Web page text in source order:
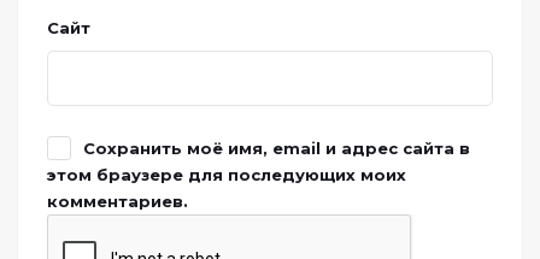
Сайт
Сохранить моё имя, email и адрес сайта в
этом браузере для последующих моих
комментариев.